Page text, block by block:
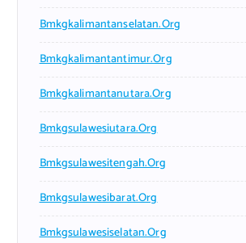
Bmkgkalimantanselatan.org
Bmkgkalimantantimur.org
Bmkgkalimantanutara.org
Bmkgsulawesiutara.org
Bmkgsulawesitengah.org
Bmkgsulawesibarat.org
Bmkgsulawesiselatan.org